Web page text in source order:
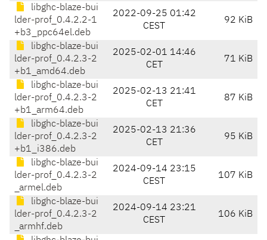
libghc-blaze-bui
lder-prof_0.4.2.2-1
+b3_ppc64el.deb
2022-09-25 01:42
CEST
92 KiB
libghc-blaze-bui
lder-prof_0.4.2.3-2
+b1_amd64.deb
2025-02-01 14:46
CET
71 KiB
libghc-blaze-bui
lder-prof_0.4.2.3-2
+b1_arm64.deb
2025-02-13 21:41
CET
87 KiB
libghc-blaze-bui
lder-prof_0.4.2.3-2
+b1_i386.deb
2025-02-13 21:36
CET
95 KiB
libghc-blaze-bui
lder-prof_0.4.2.3-2
_armel.deb
2024-09-14 23:15
CEST
107 KiB
libghc-blaze-bui
lder-prof_0.4.2.3-2
_armhf.deb
2024-09-14 23:21
CEST
106 KiB